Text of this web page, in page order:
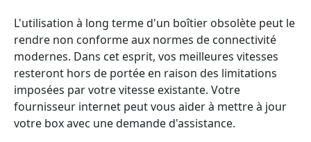
L'utilisation à long terme d'un boîtier obsolète peut le
rendre non conforme aux normes de connectivité
modernes. Dans cet esprit, vos meilleures vitesses
resteront hors de portée en raison des limitations
imposées par votre vitesse existante. Votre
fournisseur internet peut vous aider à mettre à jour
votre box avec une demande d'assistance.